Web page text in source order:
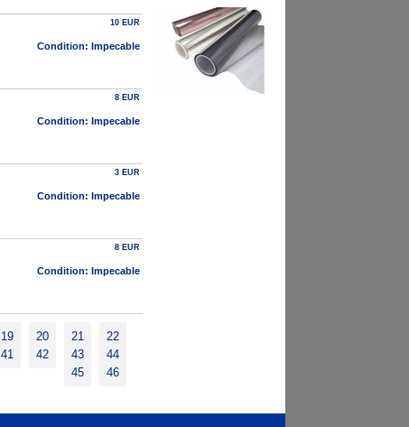
10 EUR
Condition: Impecable
8 EUR
Condition: Impecable
3 EUR
Condition: Impecable
8 EUR
Condition: Impecable
19 20 21
22
41 42 43
44
45
46